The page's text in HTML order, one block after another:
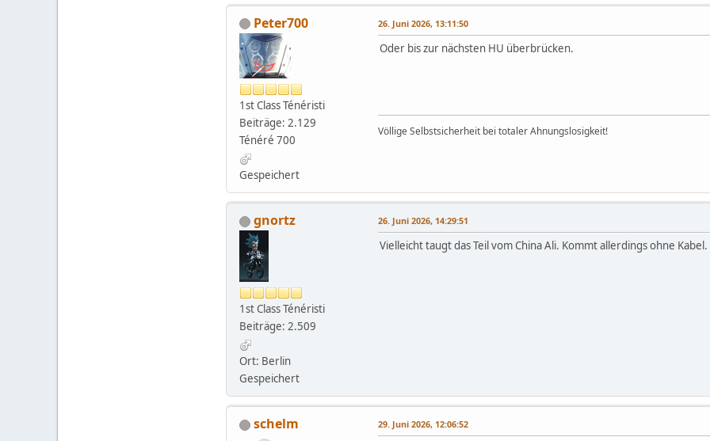
Peter700
1st Class Ténéristi
Beiträge: 2.129
Ténéré 700
Gespeichert
26. Juni 2026, 13:11:50
Oder bis zur nächsten HU überbrücken.
Völlige Selbstsicherheit bei totaler Ahnungslosigkeit!
gnortz
1st Class Ténéristi
Beiträge: 2.509
Ort: Berlin
Gespeichert
26. Juni 2026, 14:29:51
Vielleicht taugt das Teil vom China Ali. Kommt allerdings ohne Kabel.
schelm 29. Juni 2026, 12:06:52